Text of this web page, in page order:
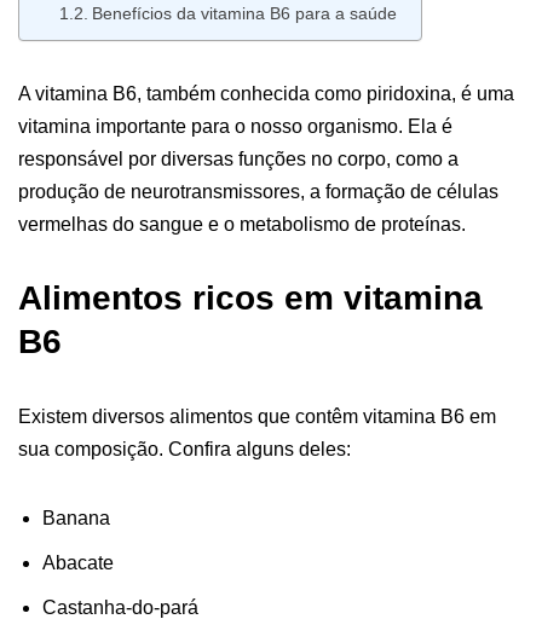
Benefícios da vitamina B6 para a saúde
A vitamina B6, também conhecida como piridoxina, é uma
vitamina importante para o nosso organismo. Ela é
responsável por diversas funções no corpo, como a
produção de neurotransmissores, a formação de células
vermelhas do sangue e o metabolismo de proteínas.
Alimentos ricos em vitamina
B6
Existem diversos alimentos que contêm vitamina B6 em
sua composição. Confira alguns deles:
Banana
Abacate
Castanha-do-pará